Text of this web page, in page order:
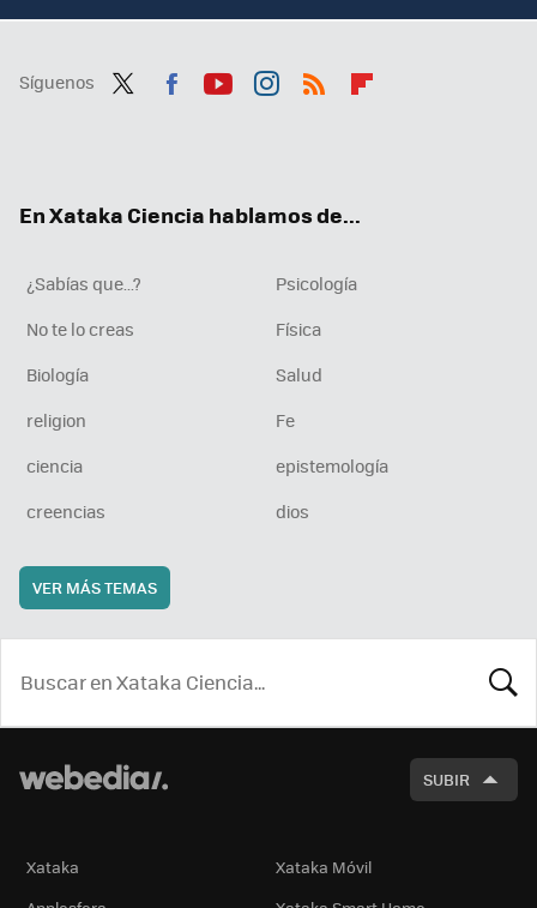
Síguenos
En Xataka Ciencia hablamos de...
¿Sabías que...?
Psicología
No te lo creas
Física
Biología
Salud
religion
Fe
ciencia
epistemología
creencias
dios
VER MÁS TEMAS
SUBIR
Xataka
Xataka Móvil